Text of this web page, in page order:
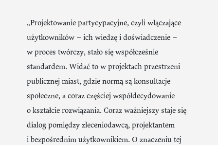
„Projektowanie partycypacyjne, czyli włączające
użytkowników – ich wiedzę i doświadczenie –
w proces twórczy, stało się współcześnie
standardem. Widać to w projektach przestrzeni
publicznej miast, gdzie normą są konsultacje
społeczne, a coraz częściej współdecydowanie
o kształcie rozwiązania. Coraz ważniejszy staje się
dialog pomiędzy zleceniodawcą, projektantem
i bezpośrednim użytkownikiem. O znaczeniu tej